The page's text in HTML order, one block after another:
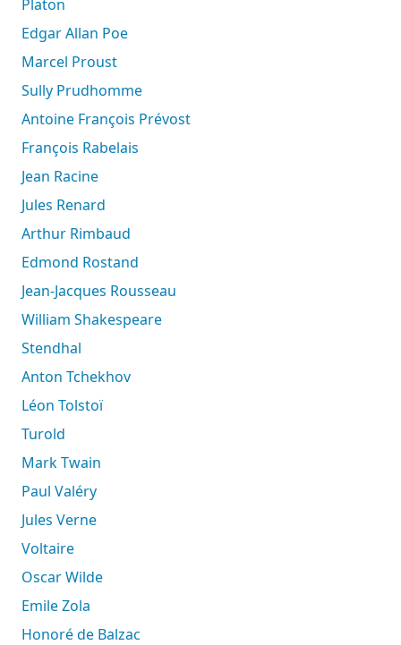
Platon
Edgar Allan Poe
Marcel Proust
Sully Prudhomme
Antoine François Prévost
François Rabelais
Jean Racine
Jules Renard
Arthur Rimbaud
Edmond Rostand
Jean-Jacques Rousseau
William Shakespeare
Stendhal
Anton Tchekhov
Léon Tolstoï
Turold
Mark Twain
Paul Valéry
Jules Verne
Voltaire
Oscar Wilde
Emile Zola
Honoré de Balzac